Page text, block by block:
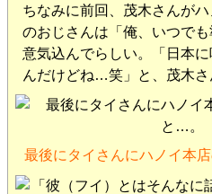
ちなみに前回、茂木さんが
のおじさんは「俺、いつで
意気込んでらしい。「日本
んだけどね…笑」と、茂木さ
最後にタイさんにハノイ本